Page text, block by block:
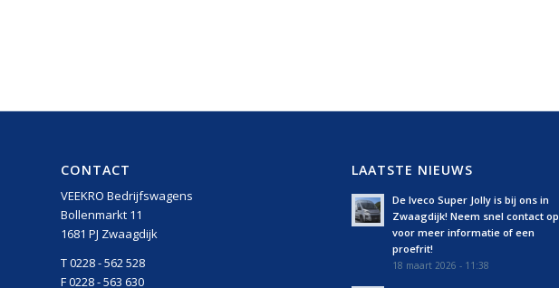
CONTACT
VEEKRO Bedrijfswagens
Bollenmarkt 11
1681 PJ Zwaagdijk
T 0228 - 562 528
F 0228 - 563 630
LAATSTE NIEUWS
De Iveco Super Jolly is bij ons in
Zwaagdijk! Neem snel contact op
voor meer informatie of een
proefrit!
18 maart 2026 - 11:38